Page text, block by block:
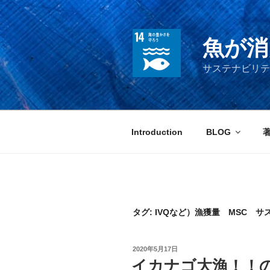
コ
ン
テ
ン
ツ
へ
ス
キ
魚が
サステナビリ
Introduction BLOG
タグ: IVQなど）漁獲量 MSC サ
投
日:
2020年5月17日
イカナゴ大漁！